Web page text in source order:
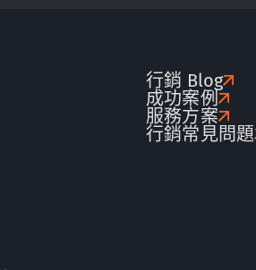
行銷 Blog
成功案例
服務方案
行銷常見問題